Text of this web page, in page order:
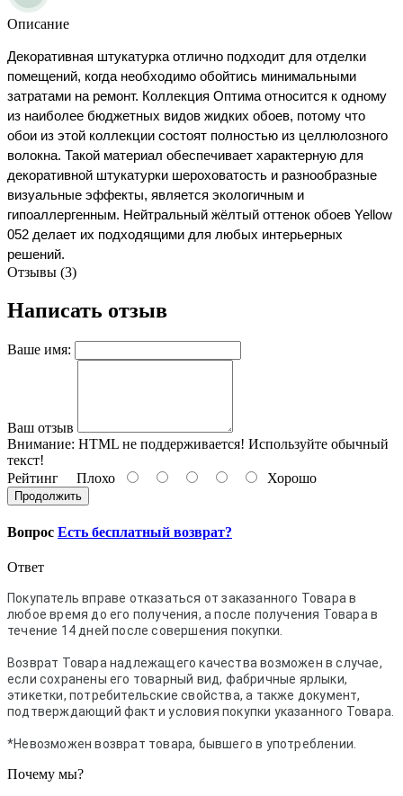
Описание
Декоративная штукатурка отлично подходит для отделки
помещений, когда необходимо обойтись минимальными
затратами на ремонт. Коллекция Оптима относится к одному
из наиболее бюджетных видов жидких обоев, потому что
обои из этой коллекции состоят полностью из целлюлозного
волокна. Такой материал обеспечивает характерную для
декоративной штукатурки шероховатость и разнообразные
визуальные эффекты, является экологичным и
гипоаллергенным. Нейтральный жёлтый оттенок обоев Yellow
052 делает их подходящими для любых интерьерных
решений.
Отзывы (3)
Написать отзыв
Ваше имя:
Ваш отзыв
Внимание: HTML не поддерживается! Используйте обычный
текст!
Рейтинг Плохо Хорошо
Продолжить
Вопрос Есть бесплатный возврат?
Ответ
Покупатель вправе отказаться от заказанного Товара в
любое время до его получения, а после получения Товара в
течение 14 дней после совершения покупки.
Возврат Товара надлежащего качества возможен в случае,
если сохранены его товарный вид, фабричные ярлыки,
этикетки, потребительские свойства, а также документ,
подтверждающий факт и условия покупки указанного Товара.
*Невозможен возврат товара, бывшего в употреблении.
Почему мы?